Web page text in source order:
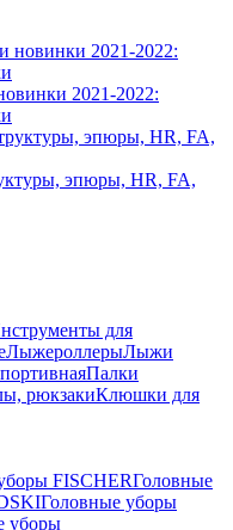
2021-2022:
эпюры, HR, FA,
для
ЛыжероллерыЛыжи
Палки
рюкзакиКлюшки для
FISCHERГоловные
Головные уборы
уборы